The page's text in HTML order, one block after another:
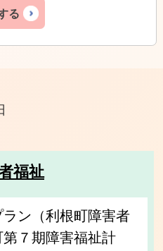
る
福祉
ン（利根町障害者
７期障害福祉計